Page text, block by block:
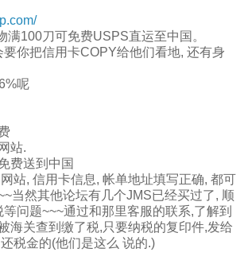
满100刀可免费USPS直运至中国。
你把信用卡COPY给他们看地, 还有身
呢
站.
费送到中国
站, 信用卡信息, 帐单地址填写正确, 都可
当然其他论坛有几个JMS已经买过了, 顺
问题~~~通过和那里客服的联系,了解到
海关查到缴了税,只要纳税的复印件,发给
税金的(他们是这么 说的.)